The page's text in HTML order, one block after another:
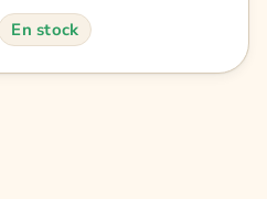
En stock